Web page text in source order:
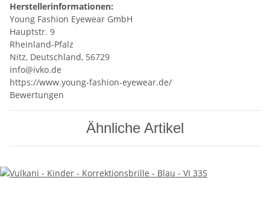
Herstellerinformationen:
Young Fashion Eyewear GmbH
Hauptstr. 9
Rheinland-Pfalz
Nitz, Deutschland, 56729
info@ivko.de
https://www.young-fashion-eyewear.de/
Bewertungen
Ähnliche Artikel